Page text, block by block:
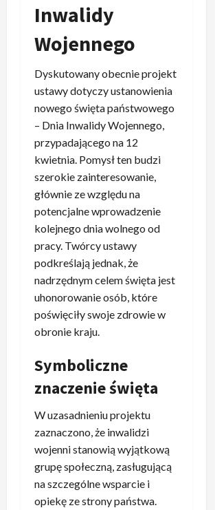
Inwalidy
Wojennego
Dyskutowany obecnie projekt
ustawy dotyczy ustanowienia
nowego święta państwowego
– Dnia Inwalidy Wojennego,
przypadającego na 12
kwietnia. Pomysł ten budzi
szerokie zainteresowanie,
głównie ze względu na
potencjalne wprowadzenie
kolejnego dnia wolnego od
pracy. Twórcy ustawy
podkreślają jednak, że
nadrzędnym celem święta jest
uhonorowanie osób, które
poświęciły swoje zdrowie w
obronie kraju.
Symboliczne
znaczenie święta
W uzasadnieniu projektu
zaznaczono, że inwalidzi
wojenni stanowią wyjątkową
grupę społeczną, zasługującą
na szczególne wsparcie i
opiekę ze strony państwa.